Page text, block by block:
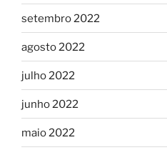
setembro 2022
agosto 2022
julho 2022
junho 2022
maio 2022